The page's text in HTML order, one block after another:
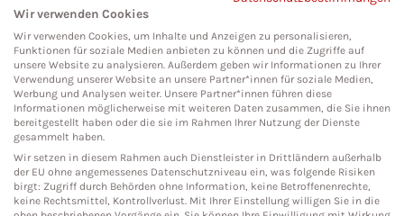
Teutoburger Str. 50
33604 Bielefeld
Social Media
Wir verwenden Cookies
Wir verwenden Cookies, um Inhalte und Anzeigen zu personalisieren,
Funktionen für soziale Medien anbieten zu können und die Zugriffe auf
unsere Website zu analysieren. Außerdem geben wir Informationen zu Ihrer
Verwendung unserer Website an unsere Partner*innen für soziale Medien,
Werbung und Analysen weiter. Unsere Partner*innen führen diese
Informationen möglicherweise mit weiteren Daten zusammen, die Sie ihnen
bereitgestellt haben oder die sie im Rahmen Ihrer Nutzung der Dienste
gesammelt haben.
Wir setzen in diesem Rahmen auch Dienstleister in Drittländern außerhalb
der EU ohne angemessenes Datenschutzniveau ein, was folgende Risiken
birgt: Zugriff durch Behörden ohne Information, keine Betroffenenrechte,
keine Rechtsmittel, Kontrollverlust. Mit Ihrer Einstellung willigen Sie in die